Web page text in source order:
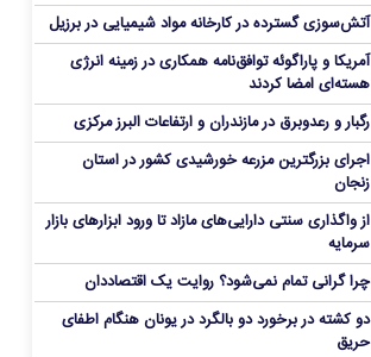
​​​​​​​آتش‌سوزی گسترده در کارخانه مواد شیمیایی در برزیل
آمریکا و پاراگوئه توافق‌نامه همکاری در زمینه انرژی
هسته‌ای امضا کردند
رگبار و رعدوبرق در مازندران و ارتفاعات البرز مرکزی
اجرای بزرگترین مزرعه خورشیدی کشور در استان
زنجان
از واگذاری سنتی دارایی‌های مازاد تا ورود ابزارهای بازار
سرمایه
چرا گرانی تمام نمی‌شود؟ روایت یک اقتصاددان
دو کشته در برخورد دو بالگرد در یونان هنگام اطفای
حریق